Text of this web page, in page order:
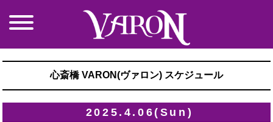
心斎橋 VARON(ヴァロン) スケジュール
2025.4.06(Sun)